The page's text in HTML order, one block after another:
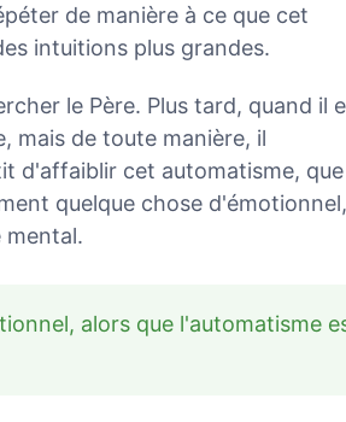
de manière à ce que cet
intuitions plus grandes.
le Père. Plus tard, quand il
mais de toute manière, il
d'affaiblir cet automatisme, que
quelque chose d'émotionnel,
mental.
alors que l'automatisme